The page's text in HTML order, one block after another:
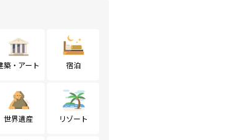
築・アート 宿泊
世界遺産 リゾート